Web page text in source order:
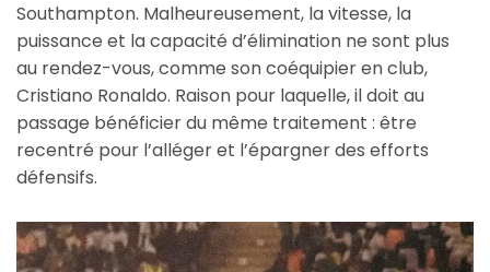
Southampton. Malheureusement, la vitesse, la
puissance et la capacité d’élimination ne sont plus
au rendez-vous, comme son coéquipier en club,
Cristiano Ronaldo. Raison pour laquelle, il doit au
passage bénéficier du même traitement : être
recentré pour l’alléger et l’épargner des efforts
défensifs.